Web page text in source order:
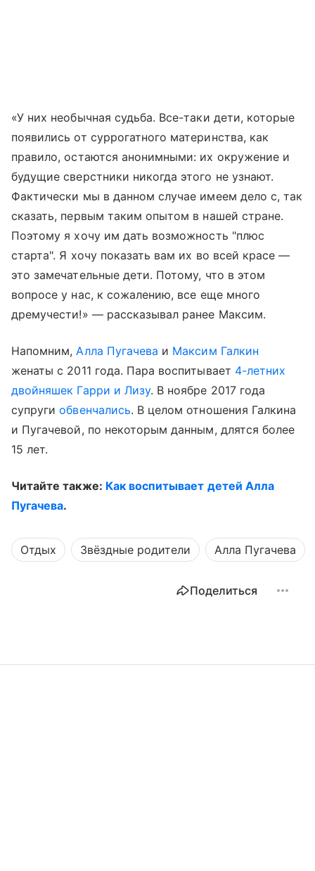
«У них необычная судьба. Все-таки дети, которые
появились от суррогатного материнства, как
правило, остаются анонимными: их окружение и
будущие сверстники никогда этого не узнают.
Фактически мы в данном случае имеем дело с, так
сказать, первым таким опытом в нашей стране.
Поэтому я хочу им дать возможность "плюс
старта". Я хочу показать вам их во всей красе —
это замечательные дети. Потому, что в этом
вопросе у нас, к сожалению, все еще много
дремучести!» — рассказывал ранее Максим.
Напомним,Алла Пугачева и Максим Галкин
женаты с 2011 года. Пара воспитывает 4-летних
двойняшек Гарри и Лизу. В ноябре 2017 года
супругиобвенчались. В целом отношения Галкина
и Пугачевой, по некоторым данным, длятся более
15 лет.
Читайте также: Как воспитывает детей Алла
Пугачева.
Отдых Звёздные родители Алла Пугачева
Поделиться